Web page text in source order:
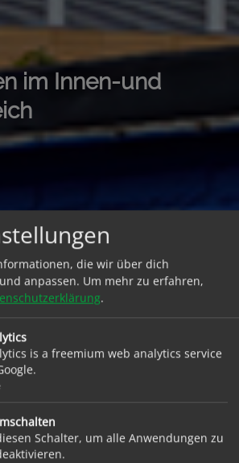
im Innen-und
die wir über dich
anpassen. Um mehr zu erfahren,
.
is a freemium web analytics service
Schalter, um alle Anwendungen zu